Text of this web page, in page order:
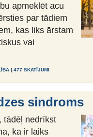
apmeklēt acu
par tādiem
kas liks ārstam
vai
| 477 SKATĪJUMI
sindroms
tādēļ nedrīkst
ka ir laiks